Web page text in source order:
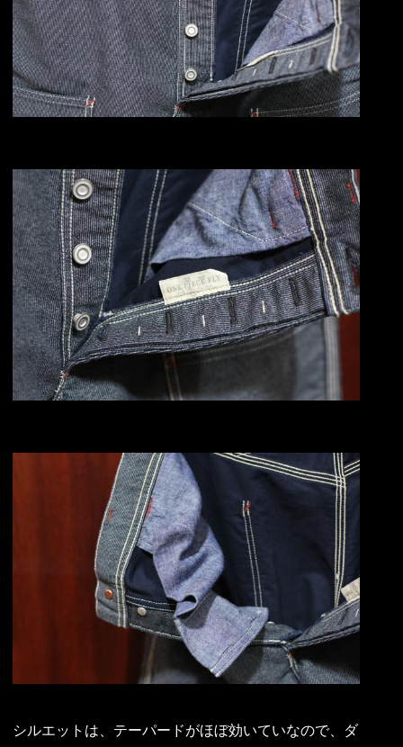
シルエットは、テーパードがほぼ効いていなので、ダ